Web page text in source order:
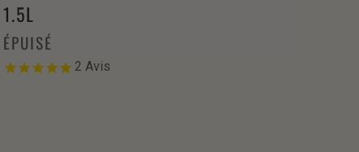
1.5L
ÉPUISÉ
2 Avis